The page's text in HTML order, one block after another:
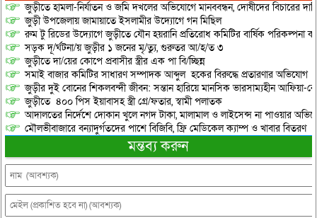
জুড়ীতে হামলা-নির্যাতন ও জমি দখলের অভিযোগে মানববন্ধন, দোষীদের বিচারের দাবি
জুড়ী উপজেলায় জামায়াতে ইসলামীর উদ্যোগে গন মিছিল
রুম টু রিডের উদ্যোগে জুড়ীতে যৌন হয়রানি প্রতিরোধ কমিটির বার্ষিক পরিকল্পনা
সড়ক দূ/র্ঘটনা/য় জুড়ীর ১ জনের মৃ/ত্যু, গুরুতর আ/হ/ত ৩
জুড়ীতে দা/য়ের কোপে প্রবাসীর স্ত্রীর এক পা বি/চ্ছিন্ন
সমাই বাজার কমিটির সাধারণ সম্পাদক আব্দুল হকের বিরুদ্ধে প্রতারণার অভিযোগ
জুড়ীর দুই বোনের শিকলবন্দী জীবন: সন্তান হারিয়ে মানসিক ভারসাম্যহীন আফিয়া-
জুড়ীতে ৪০০ পিস ইয়াবাসহ স্ত্রী গ্রে/ফতার, স্বামী পলাতক
আদালতের নির্দেশে দোকান খুলে নগদ টাকা, মালামাল ও লাইসেন্স না পাওয়ার
মৌলভীবাজারে বন্যাদুর্গতদের পাশে বিজিবি, ফ্রি মেডিকেল ক্যাম্প ও খাবার বিতরণ
মন্তব্য করুন